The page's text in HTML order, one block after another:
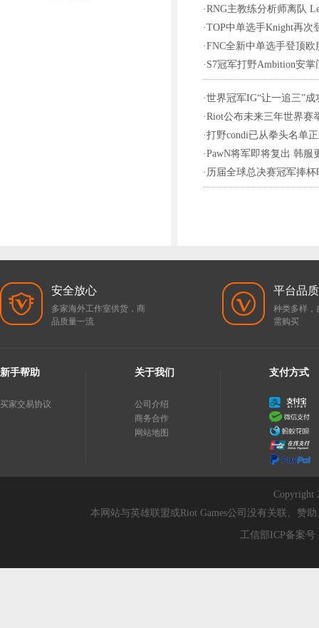
·RNG主教练分析师离队
·TOP中单选手Knight再次
·FNC全新中单选手登顶
· S7冠军打野Ambition安
·世界冠军IG“让一追三”
·Riot公布未来三年世界赛
·打野condi已从拳头名单
·PawN将军即将复出 韩服
· 历届全球总决赛冠军捧
安全放心
多家海外工作室供货，商
品质量一流
平台品质
种类多样，
需购买
新手帮助
买家交易协议
关于我们
公司介绍
商务合作
网站地图
支付方式
Copyright
本网站与英雄联盟或Riot Games公司没有关联、赞
工信部ICP备案号